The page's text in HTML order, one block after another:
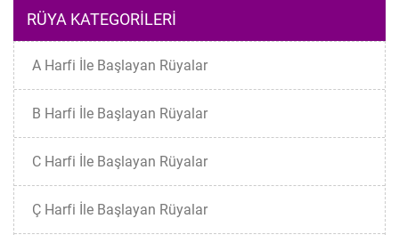
RÜYA KATEGORILERI
A Harfi İle Başlayan Rüyalar
B Harfi İle Başlayan Rüyalar
C Harfi İle Başlayan Rüyalar
Ç Harfi İle Başlayan Rüyalar